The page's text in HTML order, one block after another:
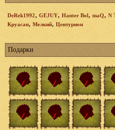
DeRek1992, GEJUY, Hanter Bol, maQ, N
Круасан, Мелкий, Центурион
Подарки